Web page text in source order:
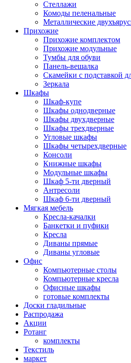
Стеллажи
Комоды пеленальные
Металлические
Прихожие
Прихожие комплектом
Прихожие модульные
Тумбы для обуви
Панель-вешалка
Скамейки с подставкой
Зеркала
Шкафы
Шкаф-купе
Шкафы однодверные
Шкафы двухдверные
Шкафы трехдверные
Угловые шкафы
Шкафы четырехдверные
Консоли
Книжные шкафы
Модульные шкафы
Шкаф 5-ти дверный
Антресоли
Шкаф 6-ти дверный
Мягкая мебель
Кресла-качалки
Банкетки и пуфики
Кресла
Диваны прямые
Диваны угловые
Офис
Компьютерные столы
Компьютерные кресла
Офисные шкафы
готовые комплекты
Доски гладильные
Распродажа
Акции
Ротанг
комплекты
Текстиль
маркет